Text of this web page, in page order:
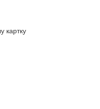
картку